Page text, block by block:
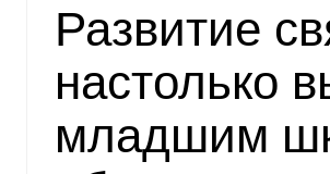
Развитие
настолько
младшим